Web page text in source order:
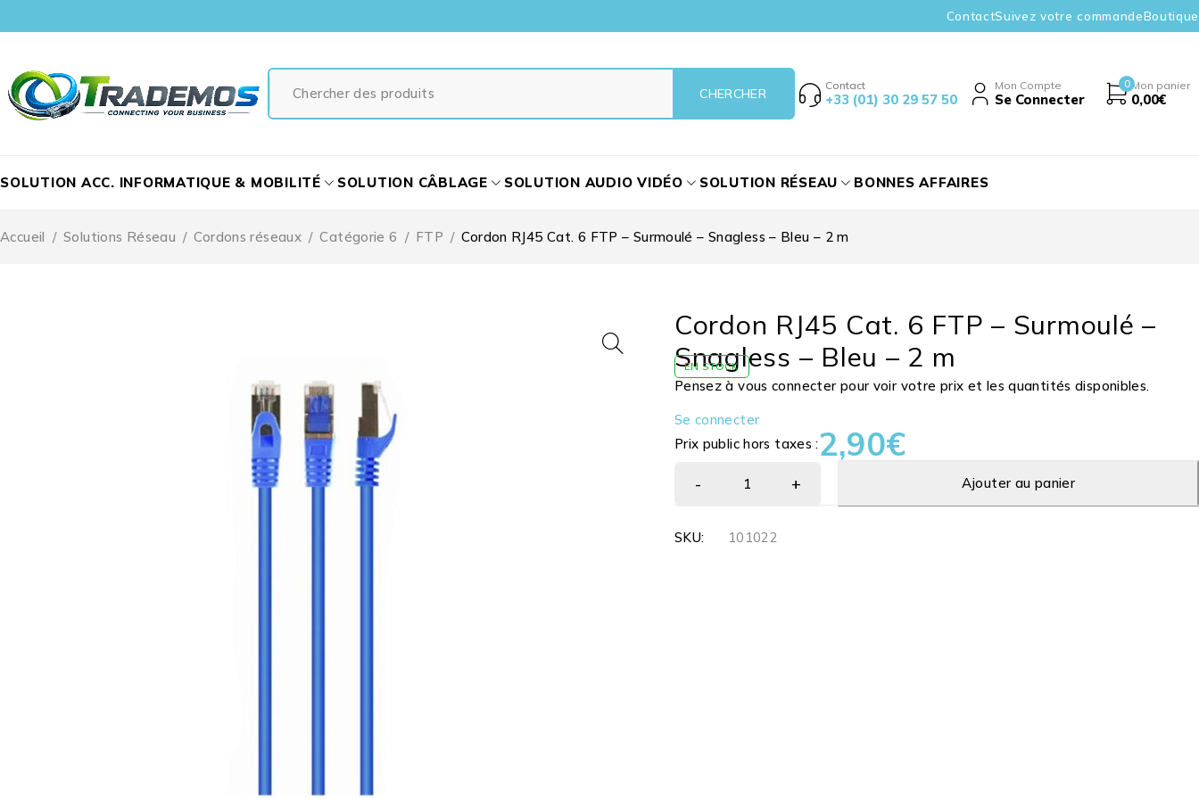
ContactSuivez votre commandeBoutique
Contact
+33 (01) 30 29 57 50
Mon Compte
Se Connecter
0 Mon panier
0,00€
SOLUTION ACC. INFORMATIQUE & MOBILITÉ SOLUTION CÂBLAGE SOLUTION AUDIO VIDÉO SOLUTION RÉSEAU BONNES AFFAIRES
Accueil / Solutions Réseau / Cordons réseaux / Catégorie 6 / FTP / Cordon RJ45 Cat. 6 FTP – Surmoulé – Snagless – Bleu – 2 m
Cordon RJ45 Cat. 6 FTP – Surmoulé –
Snagless – Bleu – 2 m
EN STOCK
Pensez à vous connecter pour voir votre prix et les quantités disponibles.
Se connecter
Prix public hors taxes :2,90€
Ajouter au panier
SKU: 101022